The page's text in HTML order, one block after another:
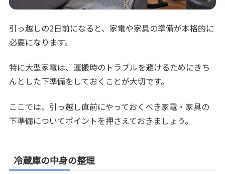
引っ越しの2日前になると、家電や家具の準備が本格的に
必要になります。
特に大型家電は、運搬時のトラブルを避けるためにきち
んとした下準備をしておくことが大切です。
ここでは、引っ越し直前にやっておくべき家電・家具の
下準備についてポイントを押さえておきましょう。
冷蔵庫の中身の整理